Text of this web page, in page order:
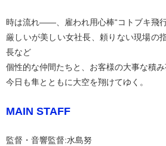
時は流れ――、雇われ用心棒“コトブキ飛行
厳しいが美しい女社長、頼りない現場の
長など
個性的な仲間たちと、お客様の大事な積み
今日も隼とともに大空を翔けてゆく。
MAIN STAFF
監督・音響監督:水島努